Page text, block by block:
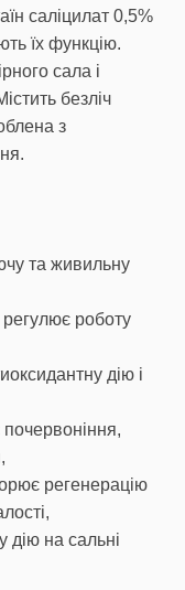
саліцилат 0,5%
їх функцію.
сала і
безліч
з
та живильну
регулює роботу
дію і
регенерацію
дію на сальні